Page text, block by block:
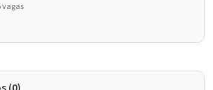
vagas